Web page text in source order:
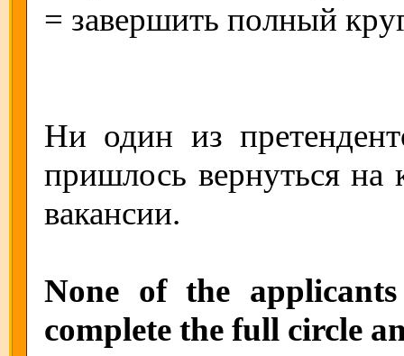
= завершить полный
Ни один из
пришлось вернуться на
вакансии.
None of the
complete the full circle